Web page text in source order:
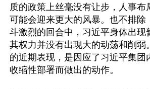
质的政策上丝毫没有让步，人事布
可能会迎来更大的风暴。也不排除
斗激烈的回合中，习近平身体出现
其权力并没有出现大的动荡和削弱
的近期表现，是因应了习近平集团
收缩性部署而做出的动作。